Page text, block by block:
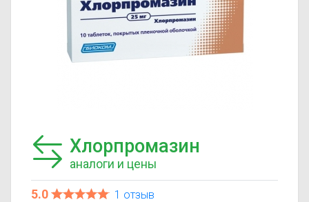
Хлорпромазин
аналоги и цены
5.0
1 отзыв